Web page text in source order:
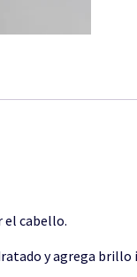
el cabello.
y agrega